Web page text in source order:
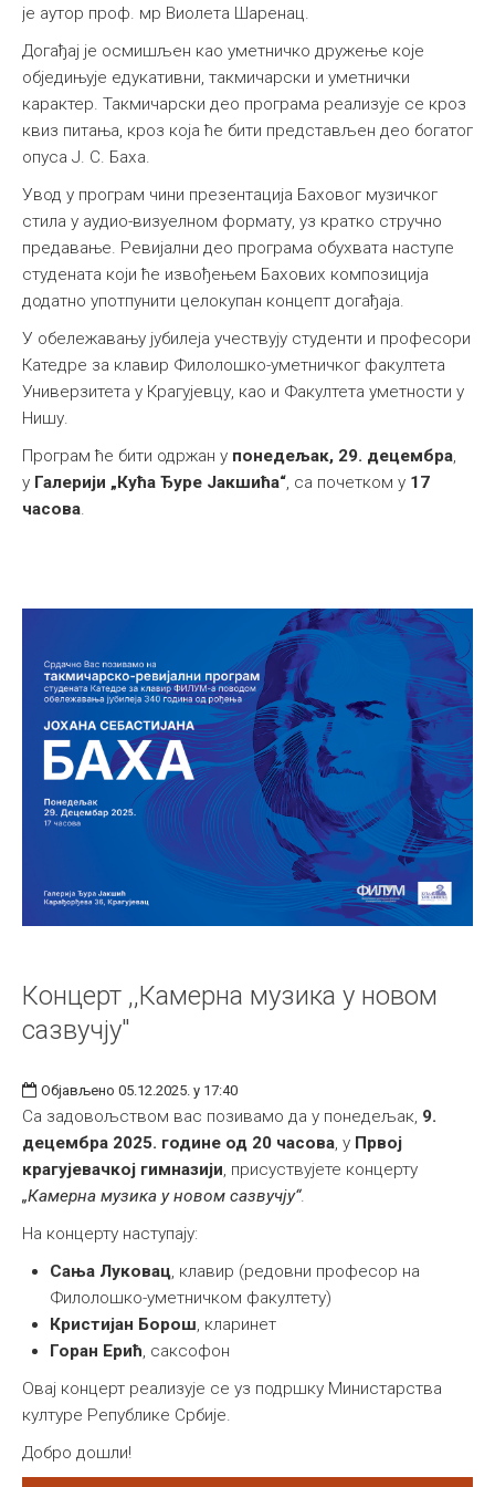
је аутор проф. мр Виолета Шаренац.
Догађај је осмишљен као уметничко дружење које
обједињује едукативни, такмичарски и уметнички
карактер. Такмичарски део програма реализује се кроз
квиз питања, кроз која ће бити представљен део богатог
опуса Ј. С. Баха.
Увод у програм чини презентација Баховог музичког
стила у аудио-визуелном формату, уз кратко стручно
предавање. Ревијални део програма обухвата наступе
студената који ће извођењем Бахових композиција
додатно употпунити целокупан концепт догађаја.
У обележавању јубилеја учествују студенти и професори
Катедре за клавир Филолошко-уметничког факултета
Универзитета у Крагујевцу, као и Факултета уметности у
Нишу.
Програм ће бити одржан у понедељак, 29. децембра,
у Галерији „Кућа Ђуре Јакшића“, са почетком у 17
часова.
Концерт ,,Камерна музика у новом
сазвучју"
Објављено 05.12.2025. у 17:40
Са задовољством вас позивамо да у понедељак, 9.
децембра 2025. године од 20 часова, у Првој
крагујевачкој гимназији, присуствујете концерту
„Камерна музика у новом сазвучју“.
На концерту наступају:
Сања Луковац, клавир (редовни професор на
Филолошко-уметничком факултету)
Кристијан Борош, кларинет
Горан Ерић, саксофон
Овај концерт реализује се уз подршку Министарства
културе Републике Србије.
Добро дошли!